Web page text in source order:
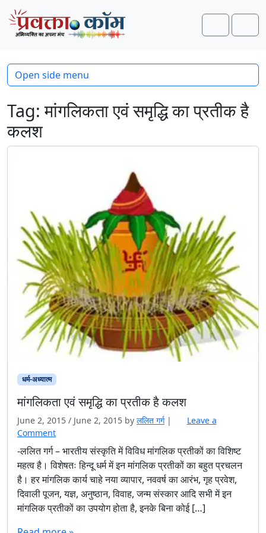
Skip to content
Skip to footer
Search
Tag:मांगलिकता एवं समृद्धि का प्रतीक है
कलश
धर्म-अध्यात्म
मांगलिकता एवं समृद्धि का प्रतीक है कलश
June 2, 2015 / June 2, 2015 by ललित गर्ग |
Leave a
Comment
-ललित गर्ग – भारतीय संस्कृति में विविध मांगलिक प्रतीकों का विशिष्ट
महत्व है। विशेषतः हिन्दू धर्म में इन मांगलिक प्रतीकों का बहुत प्रचलन
है। हर मांगलिक कार्य चाहे नया व्यापार, नववर्ष का आरंभ, गृह प्रवेश,
दिवाली पूजन, यज्ञ, अनुष्ठान, विवाह, जन्म संस्कार आदि सभी में इन
मांगलिक प्रतीकों का उपयोग होता है, इनके बिना कोई […]
Open side menu